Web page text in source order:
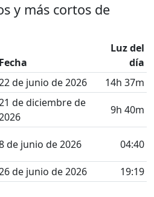
y más cortos de
Fecha
Luz del
día
de junio de 2026 14h 37m
de diciembre de
9h 40m
de junio de 2026 04:40
de junio de 2026 19:19